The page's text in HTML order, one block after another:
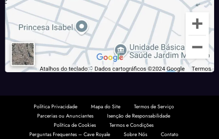
Política Privacidade Mapa do Site
Termos de Serviço
Parcerias ou Anunciantes
Isenção de Responsabilidade
Política de Cookies
Termos e Condições
Perguntas Frequentes – Cave Royale
Sobre Nós Contato